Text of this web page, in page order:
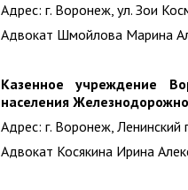
Адрес: г. Воронеж, ул. Зои
Адвокат Шмойлова Марина
Казенное учреждение
населения
Адрес: г. Воронеж,
Адвокат Косякина Ирина